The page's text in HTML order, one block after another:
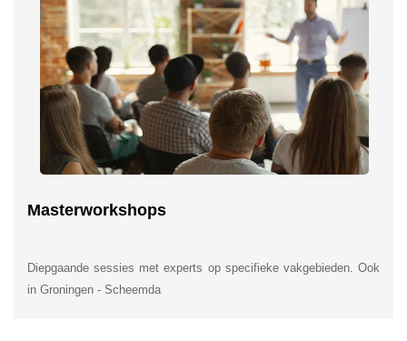
Masterworkshops
Diepgaande sessies met experts op specifieke vakgebieden. Ook
in Groningen - Scheemda